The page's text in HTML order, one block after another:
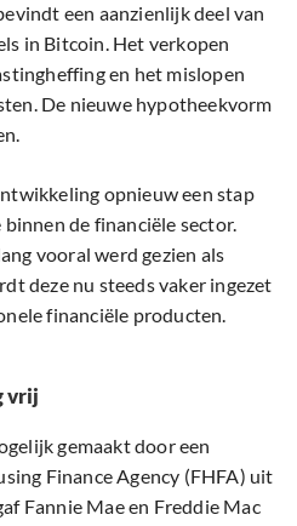
een aanzienlijk deel van
in Bitcoin. Het verkopen
en het mislopen
De nieuwe hypotheekvorm
opnieuw een stap
de financiële sector.
vooral werd gezien als
deze nu steeds vaker ingezet
financiële producten.
vrij
gemaakt door een
Finance Agency (FHFA) uit
Fannie Mae en Freddie Mac